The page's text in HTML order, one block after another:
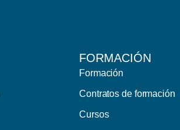
FORMACIÓN
Formación
Contratos de formación
Cursos